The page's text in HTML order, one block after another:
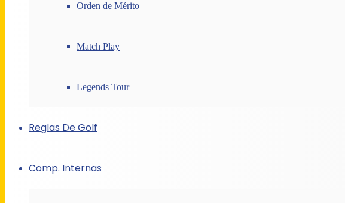
Orden de Mérito
Match Play
Legends Tour
Reglas De Golf
Comp. Internas